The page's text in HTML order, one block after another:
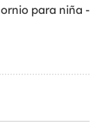
para niña -